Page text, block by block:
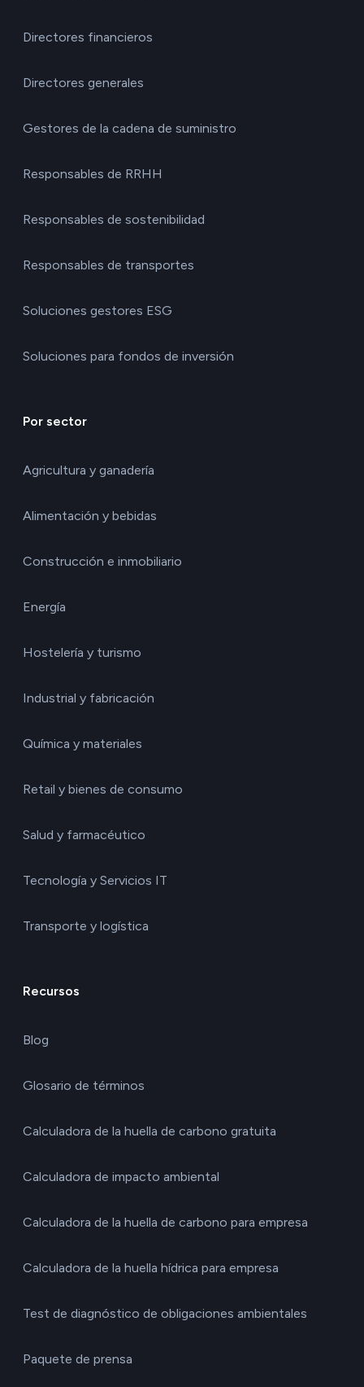
Directores financieros
Directores generales
Gestores de la cadena de suministro
Responsables de RRHH
Responsables de sostenibilidad
Responsables de transportes
Soluciones gestores ESG
Soluciones para fondos de inversión
Por sector
Agricultura y ganadería
Alimentación y bebidas
Construcción e inmobiliario
Energía
Hostelería y turismo
Industrial y fabricación
Química y materiales
Retail y bienes de consumo
Salud y farmacéutico
Tecnología y Servicios IT
Transporte y logística
Recursos
Blog
Glosario de términos
Calculadora de la huella de carbono gratuita
Calculadora de impacto ambiental
Calculadora de la huella de carbono para empresa
Calculadora de la huella hídrica para empresa
Test de diagnóstico de obligaciones ambientales
Paquete de prensa